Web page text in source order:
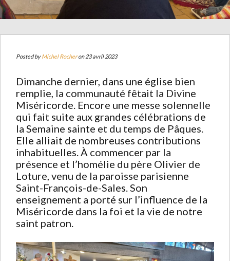
Posted byMichel Rocheron 23 avril 2023
Dimanche dernier, dans une église bien
remplie, la communauté fêtait la Divine
Miséricorde. Encore une messe solennelle
qui fait suite aux grandes célébrations de
la Semaine sainte et du temps de Pâques.
Elle alliait de nombreuses contributions
inhabituelles. À commencer par la
présence et l’homélie du père Olivier de
Loture, venu de la paroisse parisienne
Saint-François-de-Sales. Son
enseignement a porté sur l’influence de la
Miséricorde dans la foi et la vie de notre
saint patron.